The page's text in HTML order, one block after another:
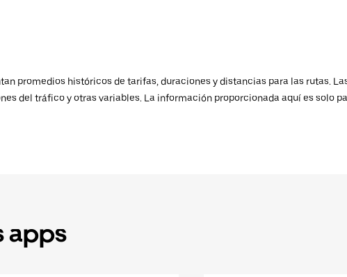
promedios históricos de tarifas, duraciones y distancias para las rutas.
del tráfico y otras variables. La información proporcionada aquí es solo
apps